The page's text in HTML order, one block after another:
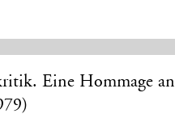
Eine Hommage an